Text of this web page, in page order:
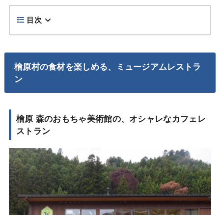
目次
檜原村の食材を楽しめる、ミュージアムレストラ
ン
檜原 森のおもちゃ美術館の、オシャレなカフェレ
ストラン